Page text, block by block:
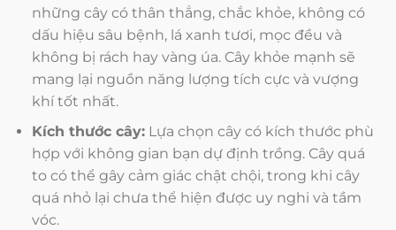
những cây có thân thẳng, chắc khỏe, không có
dấu hiệu sâu bệnh, lá xanh tươi, mọc đều và
không bị rách hay vàng úa. Cây khỏe mạnh sẽ
mang lại nguồn năng lượng tích cực và vượng
khí tốt nhất.
Kích thước cây:Lựa chọn cây có kích thước phù
hợp với không gian bạn dự định trồng. Cây quá
to có thể gây cảm giác chật chội, trong khi cây
quá nhỏ lại chưa thể hiện được uy nghi và tầm
vóc.